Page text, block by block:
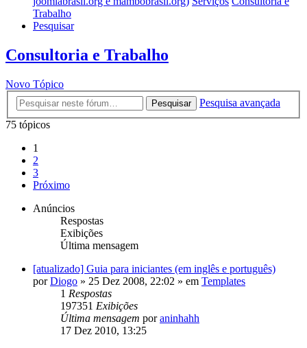
Trabalho
Pesquisar
Consultoria e Trabalho
Novo Tópico
Pesquisar
Pesquisa avançada
75 tópicos
1
2
3
Próximo
Anúncios
Respostas
Exibições
Última mensagem
[atualizado] Guia para iniciantes (em inglês e português)
porDiogo » 25 Dez 2008, 22:02 » em Templates
1 Respostas
197351 Exibições
Última mensagem poraninhahh
17 Dez 2010, 13:25